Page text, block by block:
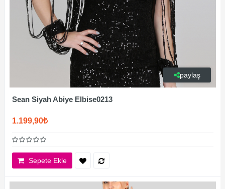
paylaş
Sean Siyah Abiye Elbise0213
1.199,90₺
Sepete Ekle